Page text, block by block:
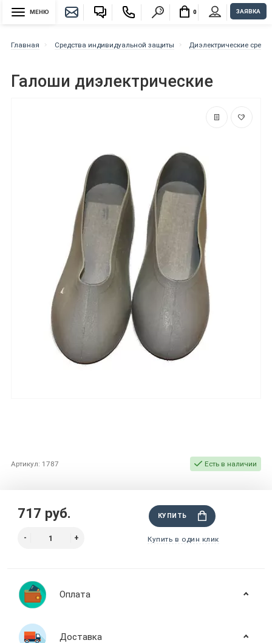
МЕНЮ 0 ЗАЯВКА
Главная Средства индивидуальной защиты Диэлектрические
Галоши диэлектрические
Артикул: 1787 Есть в наличии
717 руб. КУПИТЬ
Купить в один клик
Оплата
Доставка